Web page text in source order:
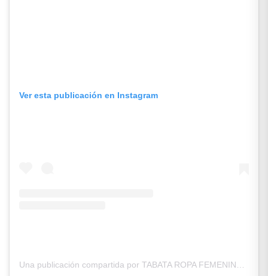
Ver esta publicación en Instagram